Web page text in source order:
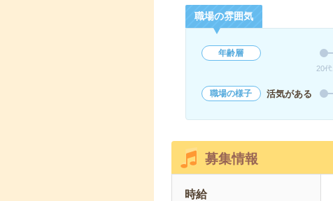
職場の雰囲気
年齢層
20代
職場の様子 活気がある
募集情報
時給